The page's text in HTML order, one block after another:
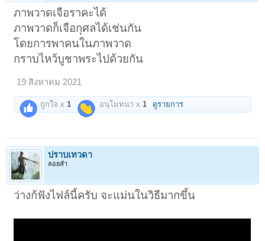
ภาพวาดเจือราคะได้
ภาพวาดก็เจือกุศลได้เช่นกัน
โดยการพาคนในภาพวาด
กราบไหว้บูชาพระไปด้วยกัน
19 สิงหาคม 2021
ถูกใจ x 1 อนุโมทนา x 1 ดูรายการ
ปราบเทวดา
ลอยลำ
ว่างก้ฟังไฟล์นี้ครับ จะแม่นในวิธีมากขึ้น